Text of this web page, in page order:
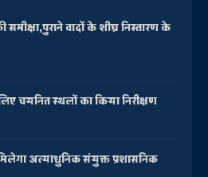
वादों के शीघ्र निस्तारण के
चयनित स्थलों का किया निरीक्षण
अत्याधुनिक संयुक्त प्रशासनिक